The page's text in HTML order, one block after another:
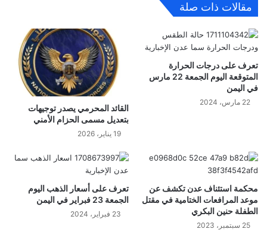
مقالات ذات صلة
تعرف على درجات الحرارة
المتوقعة اليوم الجمعة 22 مارس
في اليمن
22 مارس، 2024
القائد المحرمي يصدر توجيهات
بتعديل مسمى الحزام الأمني
19 يناير، 2026
محكمة استئناف عدن تكشف عن
موعد المرافعات الختامية في مقتل
الطفلة حنين البكري
25 سبتمبر، 2023
تعرف على أسعار الذهب اليوم
الجمعة 23 فبراير في اليمن
23 فبراير، 2024